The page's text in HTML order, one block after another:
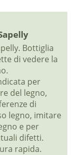
Bottiglia
di vedere la
per
del legno,
di
legno, imitare
e per
difetti.
rapida.